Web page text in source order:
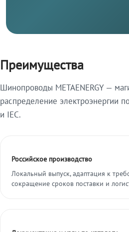
Преимущества
Шинопроводы METAENERGY —
распределение электроэнергии
и IEC.
Российское производство
Локальный выпуск, адаптация к
сокращение сроков поставки и